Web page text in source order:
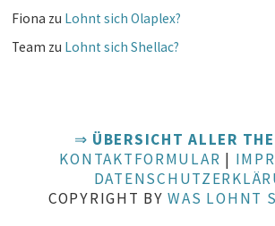
Fiona zu Lohnt sich Olaplex?
Team zu Lohnt sich Shellac?
⇒ ÜBERSICHT ALLER
KONTAKTFORMULAR |
COPYRIGHT BYWAS LOHNT